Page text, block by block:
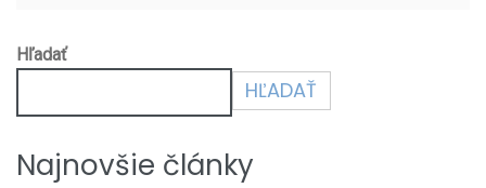
Hľadať
HĽADAŤ
Najnovšie články